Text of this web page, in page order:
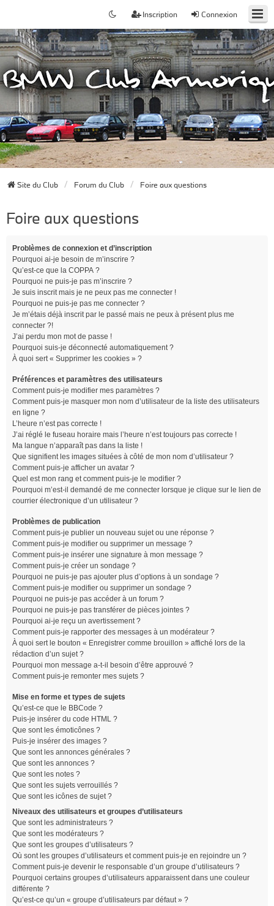
Connexion
Inscription
Site du Club Forum du Club Foire aux questions
Foire aux questions
Problèmes de connexion et d’inscription
Pourquoi ai-je besoin de m’inscrire ?
Qu’est-ce que la COPPA ?
Pourquoi ne puis-je pas m’inscrire ?
Je suis inscrit mais je ne peux pas me connecter !
Pourquoi ne puis-je pas me connecter ?
Je m’étais déjà inscrit par le passé mais ne peux à présent plus me
connecter ?!
J’ai perdu mon mot de passe !
Pourquoi suis-je déconnecté automatiquement ?
À quoi sert « Supprimer les cookies » ?
Préférences et paramètres des utilisateurs
Comment puis-je modifier mes paramètres ?
Comment puis-je masquer mon nom d’utilisateur de la liste des utilisateurs
en ligne ?
L’heure n’est pas correcte !
J’ai réglé le fuseau horaire mais l’heure n’est toujours pas correcte !
Ma langue n’apparaît pas dans la liste !
Que signifient les images situées à côté de mon nom d’utilisateur ?
Comment puis-je afficher un avatar ?
Quel est mon rang et comment puis-je le modifier ?
Pourquoi m’est-il demandé de me connecter lorsque je clique sur le lien de
courrier électronique d’un utilisateur ?
Problèmes de publication
Comment puis-je publier un nouveau sujet ou une réponse ?
Comment puis-je modifier ou supprimer un message ?
Comment puis-je insérer une signature à mon message ?
Comment puis-je créer un sondage ?
Pourquoi ne puis-je pas ajouter plus d’options à un sondage ?
Comment puis-je modifier ou supprimer un sondage ?
Pourquoi ne puis-je pas accéder à un forum ?
Pourquoi ne puis-je pas transférer de pièces jointes ?
Pourquoi ai-je reçu un avertissement ?
Comment puis-je rapporter des messages à un modérateur ?
À quoi sert le bouton « Enregistrer comme brouillon » affiché lors de la
rédaction d’un sujet ?
Pourquoi mon message a-t-il besoin d’être approuvé ?
Comment puis-je remonter mes sujets ?
Mise en forme et types de sujets
Qu’est-ce que le BBCode ?
Puis-je insérer du code HTML ?
Que sont les émoticônes ?
Puis-je insérer des images ?
Que sont les annonces générales ?
Que sont les annonces ?
Que sont les notes ?
Que sont les sujets verrouillés ?
Que sont les icônes de sujet ?
Niveaux des utilisateurs et groupes d’utilisateurs
Que sont les administrateurs ?
Que sont les modérateurs ?
Que sont les groupes d’utilisateurs ?
Où sont les groupes d’utilisateurs et comment puis-je en rejoindre un ?
Comment puis-je devenir le responsable d’un groupe d’utilisateurs ?
Pourquoi certains groupes d’utilisateurs apparaissent dans une couleur
différente ?
Qu’est-ce qu’un « groupe d’utilisateurs par défaut » ?